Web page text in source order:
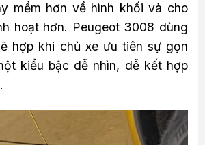
mềm hơn về hình khối và cho
hoạt hơn. Peugeot 3008 dùng
hợp khi chủ xe ưu tiên sự gọn
kiểu bậc dễ nhìn, dễ kết hợp